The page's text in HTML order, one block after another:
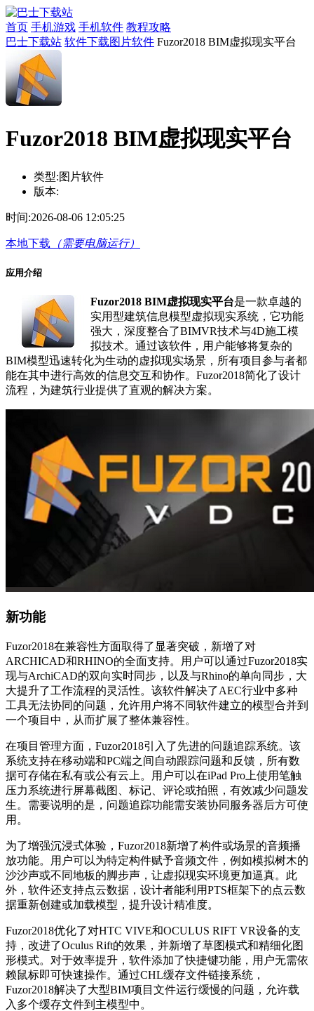
首页 手机游戏 手机软件 教程攻略
巴士下载站 软件下载图片软件 Fuzor2018 BIM虚拟现实平台
Fuzor2018 BIM虚拟现实平台
类型:图片软件
版本:
时间:2026-08-06 12:05:25
本地下载 （需要电脑运行）
应用介绍
Fuzor2018 BIM虚拟现实平台是一款卓越的
实用型建筑信息模型虚拟现实系统，它功能
强大，深度整合了BIMVR技术与4D施工模
拟技术。通过该软件，用户能够将复杂的
BIM模型迅速转化为生动的虚拟现实场景，所有项目参与者都
能在其中进行高效的信息交互和协作。Fuzor2018简化了设计
流程，为建筑行业提供了直观的解决方案。
新功能
Fuzor2018在兼容性方面取得了显著突破，新增了对
ARCHICAD和RHINO的全面支持。用户可以通过Fuzor2018实
现与ArchiCAD的双向实时同步，以及与Rhino的单向同步，大
大提升了工作流程的灵活性。该软件解决了AEC行业中多种
工具无法协同的问题，允许用户将不同软件建立的模型合并到
一个项目中，从而扩展了整体兼容性。
在项目管理方面，Fuzor2018引入了先进的问题追踪系统。该
系统支持在移动端和PC端之间自动跟踪问题和反馈，所有数
据可存储在私有或公有云上。用户可以在iPad Pro上使用笔触
压力系统进行屏幕截图、标记、评论或拍照，有效减少问题发
生。需要说明的是，问题追踪功能需安装协同服务器后方可使
用。
为了增强沉浸式体验，Fuzor2018新增了构件或场景的音频播
放功能。用户可以为特定构件赋予音频文件，例如模拟树木的
沙沙声或不同地板的脚步声，让虚拟现实环境更加逼真。此
外，软件还支持点云数据，设计者能利用PTS框架下的点云数
据重新创建或加载模型，提升设计精准度。
Fuzor2018优化了对HTC VIVE和OCULUS RIFT VR设备的支
持，改进了Oculus Rift的效果，并新增了草图模式和精细化图
形模式。对于效率提升，软件添加了快捷键功能，用户无需依
赖鼠标即可快速操作。通过CHL缓存文件链接系统，
Fuzor2018解决了大型BIM项目文件运行缓慢的问题，允许载
入多个缓存文件到主模型中。